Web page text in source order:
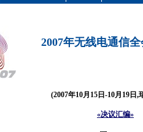
2007年无线电通信
(2007年10月15日-10月19日,
«决议汇编»